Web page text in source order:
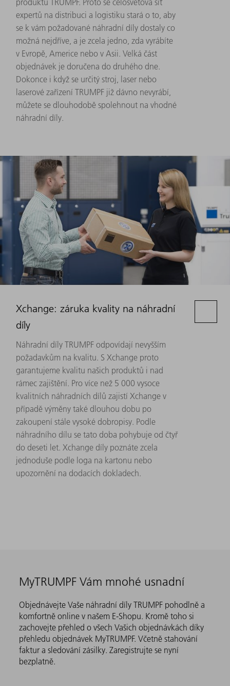
expertů na distribuci a logistiku stará o to, aby
se k vám požadované náhradní díly dostaly co
možná nejdříve, a je zcela jedno, zda vyrábíte
v Evropě, Americe nebo v Asii. Velká část
objednávek je doručena do druhého dne.
Dokonce i když se určitý stroj, laser nebo
laserové zařízení TRUMPF již dávno nevyrábí,
můžete se dlouhodobě spolehnout na vhodné
náhradní díly.
Xchange: záruka kvality na náhradní
díly
Náhradní díly TRUMPF odpovídají nevyšším
požadavkům na kvalitu. S Xchange proto
garantujeme kvalitu našich produktů i nad
rámec zajištění. Pro více než 5 000 vysoce
kvalitních náhradních dílů zajistí Xchange v
případě výměny také dlouhou dobu po
zakoupení stále vysoké dobropisy. Podle
náhradního dílu se tato doba pohybuje od čtyř
do deseti let. Xchange díly poznáte zcela
jednoduše podle loga na kartonu nebo
upozornění na dodacích dokladech.
MyTRUMPF Vám mnohé usnadní
Objednávejte Vaše náhradní díly TRUMPF pohodlně a
komfortně online v našem E-Shopu. Kromě toho si
zachovejte přehled o všech Vašich objednávkách díky
přehledu objednávek MyTRUMPF. Včetně stahování
faktur a sledování zásilky. Zaregistrujte se nyní
bezplatně.